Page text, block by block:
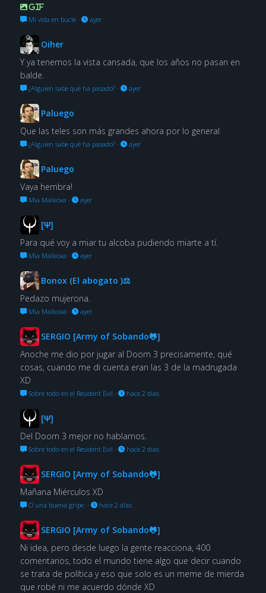
GIF
Mi vida en bucle· ayer
Oiher
Y ya tenemos la vista cansada, que los años no pasan en
balde.
¿Alguien sabe qué ha pasado?· ayer
Paluego
Que las teles son más grandes ahora por lo general
¿Alguien sabe qué ha pasado?· ayer
Paluego
Vaya hembra!
Mia Malkova · ayer
[Ψ]
Para qué voy a miar tu alcoba pudiendo miarte a tí.
Mia Malkova · ayer
Bonox (El abogato )⚖
Pedazo mujerona.
Mia Malkova · ayer
SERGIO [Army of Sobando🐸]
Anoche me dio por jugar al Doom 3 precisamente, qué
cosas, cuando me di cuenta eran las 3 de la madrugada
XD
Sobre todo en el Resident Evil · hace 2 días
[Ψ]
Del Doom 3 mejor no hablamos.
Sobre todo en el Resident Evil · hace 2 días
SERGIO [Army of Sobando🐸]
Mañana Miérculos XD
O una buena gripe. · hace 2 días
SERGIO [Army of Sobando🐸]
Ni idea, pero desde luego la gente reacciona, 400
comentarios, todo el mundo tiene algo que decir cuando
se trata de política y eso que solo es un meme de mierda
que robé ni me acuerdo dónde XD